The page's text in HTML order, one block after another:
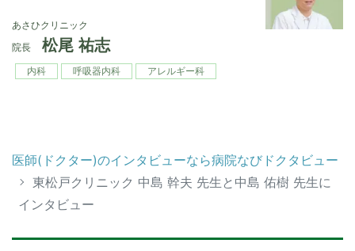
あさひクリニック
院長
松尾 祐志
内科 呼吸器内科 アレルギー科
医師(ドクター)のインタビューなら病院なびドクタビュー
東松戸クリニック 中島 幹夫 先生と中島 佑樹 先生に
インタビュー